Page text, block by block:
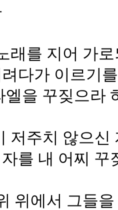
래를 지어 가
다가 이르기
엘을 꾸짖으라
저주치 않으
를 내 어찌 꾸
위에서 그들